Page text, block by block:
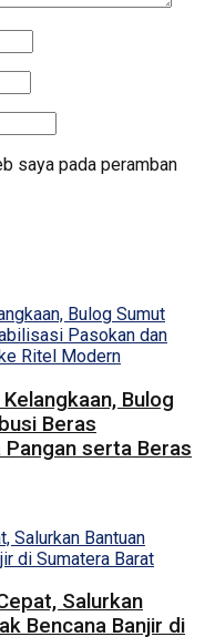
saya pada peramban
Bulog
Beras
serta Beras
Salurkan
Bencana Banjir di